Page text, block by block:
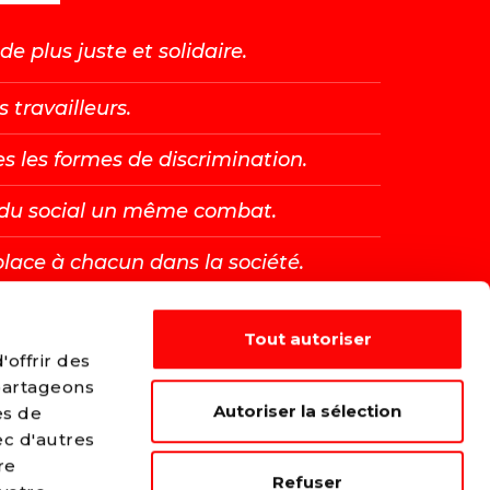
des
de
d'autres
Tout autoriser
Autoriser la sélection
Refuser
plus juste et solidaire.
travailleurs.
les formes de discrimination.
social un même combat.
à chacun dans la société.